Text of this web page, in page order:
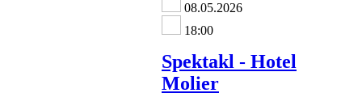
08.05.2026
18:00
Spektakl - Hotel
Molier